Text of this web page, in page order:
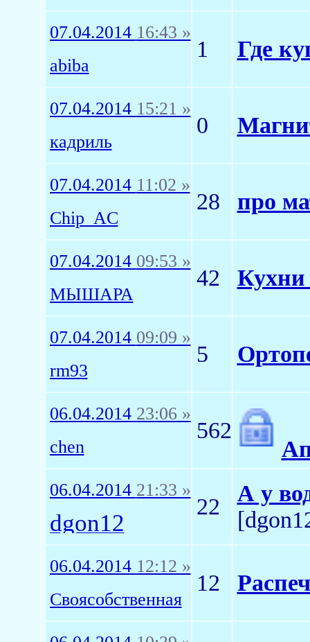
07.04.2014 16:43 »
abiba
1 Где
07.04.2014 15:21 »
кадриль
0
07.04.2014 11:02 »
Chip_AC
28 про
07.04.2014 09:53 »
МЫШАРА
42 Кухни
07.04.2014 09:09 »
rm93
5
06.04.2014 23:06 »
chen
562
06.04.2014 21:33 »
dgon12
22
А у
06.04.2014 12:12 »
Своясобственная
12